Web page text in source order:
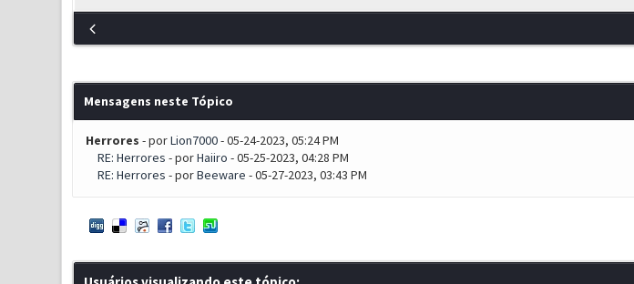
Mensagens neste Tópico
Herrores - porLion7000- 05-24-2023, 05:24 PM
RE: Herrores - porHaiiro - 05-25-2023, 04:28 PM
RE: Herrores - porBeeware - 05-27-2023, 03:43 PM